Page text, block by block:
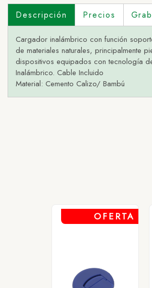
Descripción Precios
Cargador inalámbrico con función
de materiales naturales, principalmente
dispositivos equipados con tecnología
Inalámbrico. Cable Incluido
Material: Cemento Calizo/ Bambú
OFERTA